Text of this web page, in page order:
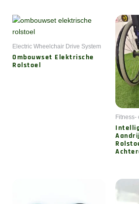
Electric Wheelchair Drive System
Ombouwset Elektrische
Rolstoel
Fitness-